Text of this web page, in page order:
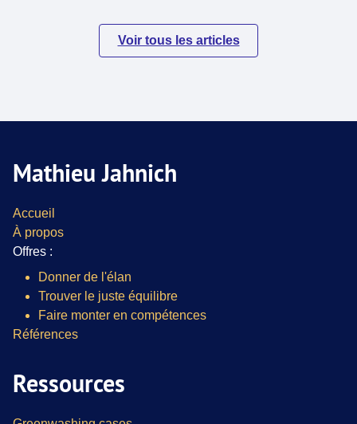
Voir tous les articles
Mathieu Jahnich
Accueil
À propos
Offres :
Donner de l'élan
Trouver le juste équilibre
Faire monter en compétences
Références
Ressources